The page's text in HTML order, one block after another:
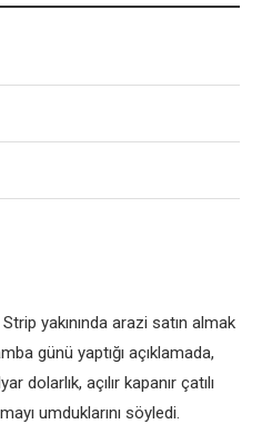
yakınında arazi satın almak
günü yaptığı açıklamada,
dolarlık, açılır kapanır çatılı
umduklarını söyledi.